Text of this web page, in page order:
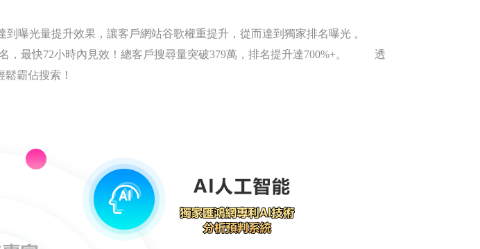
曝光量提升效果，讓客戶網站谷歌權重提升，從而達到獨家排名曝光 。
名，最快72小時內見效！總客戶搜尋量突破379萬，排名提升達700%+。 透
霸佔搜索！